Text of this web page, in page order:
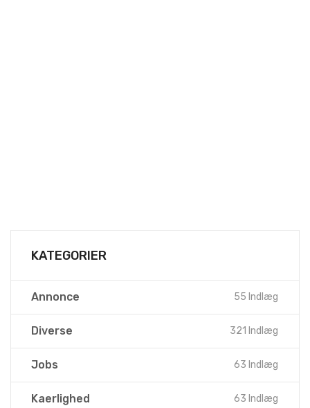
KATEGORIER
Annonce 55 Indlæg
Diverse 321 Indlæg
Jobs 63 Indlæg